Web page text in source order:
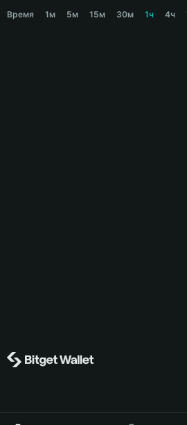
Bahasa Indonesia
Время 1м 5м 15м 30м 1ч 4ч